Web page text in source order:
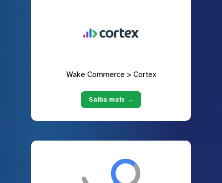
Wake Commerce > Cortex
Saiba mais →